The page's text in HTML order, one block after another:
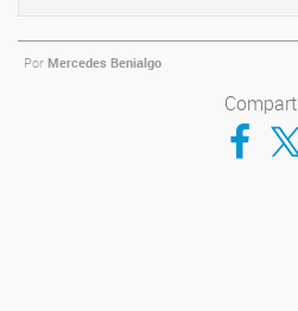
Por Mercedes Benialgo
Compartir